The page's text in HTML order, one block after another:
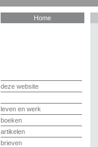
Home
deze website
leven en werk
boeken
artikelen
brieven